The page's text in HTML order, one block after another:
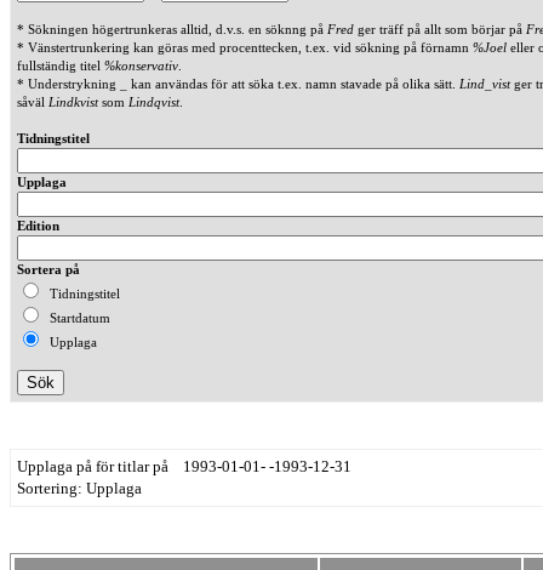
* Sökningen högertrunkeras alltid, d.v.s. en söknng på Fred ger träff på allt som börjar på
* Vänstertrunkering kan göras med procenttecken, t.ex. vid sökning på förnamn %Joel eller
fullständig titel %konservativ
* Understrykning _ kan användas för att söka t.ex. namn stavade på olika sätt. Lind_vistger
såväl Lindkvistsom Lindqvist.
Tidningstitel
Upplaga
Edition
Sortera på
Tidningstitel
Startdatum
Upplaga
Upplaga på för titlar på 1993-01-01- -1993-12-31
Sortering: Upplaga